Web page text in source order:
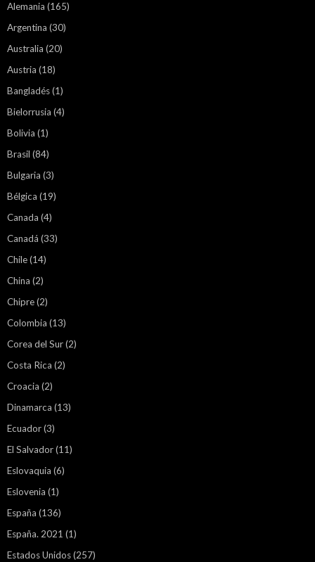
Alemania (165)
Argentina (30)
Australia (20)
Austria (18)
Bangladés(1)
Bielorrusia (4)
Bolivia (1)
Brasil (84)
Bulgaria (3)
Bélgica (19)
Canada (4)
Canadá (33)
Chile(14)
China (2)
Chipre(2)
Colombia (13)
Corea del Sur(2)
Costa Rica (2)
Croacia (2)
Dinamarca (13)
Ecuador(3)
El Salvador(11)
Eslovaquia (6)
Eslovenia (1)
España (136)
España. 2021 (1)
Estados Unidos(257)